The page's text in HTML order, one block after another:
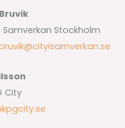
Samverkan Stockholm
City